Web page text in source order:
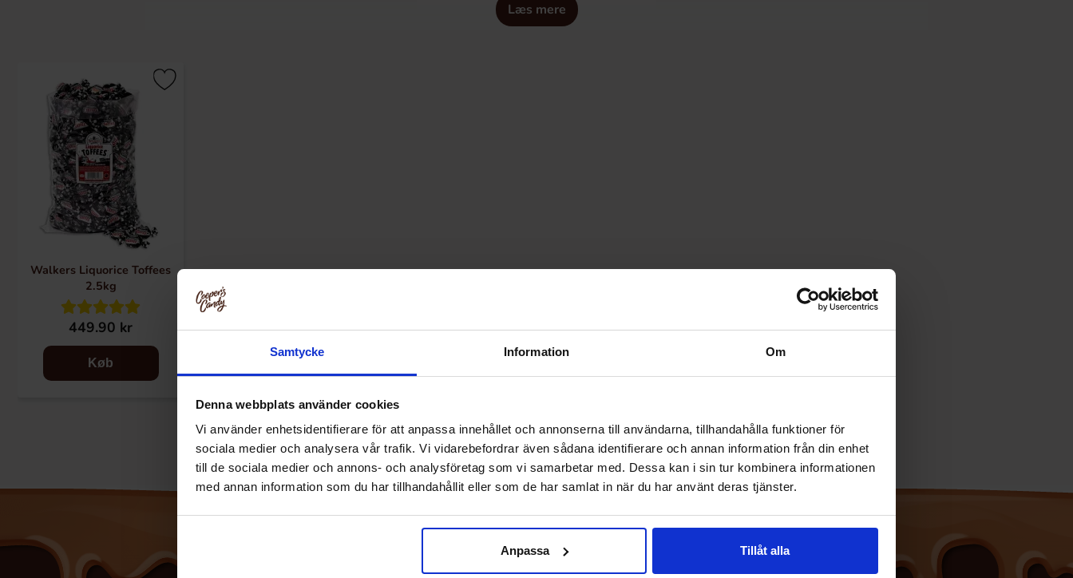
Samtycke Information Om
Denna webbplats använder cookies
Vi använder enhetsidentifierare för att anpassa innehållet och annonserna till användarna, tillhandahålla funktioner för
sociala medier och analysera vår trafik. Vi vidarebefordrar även sådana identifierare och annan information från din enhet
till de sociala medier och annons- och analysföretag som vi samarbetar med. Dessa kan i sin tur kombinera informationen
med annan information som du har tillhandahållit eller som de har samlat in när du har använt deras tjänster.
Anpassa Tillåt alla
Læs mere
slikbutik i Longton. Han begyndte at lave karamel i slutningen af 1800-tallet og udviklede sin egen specielle opskrift, som han holdt en
nÃ¸je bevaret hemmelighed. Det var en sådan succes, at han åbnede en lille fabrik for at imødekomme den konstant voksende
lille hammer er stadig kendetegnene for Walker's toffees virksomhed.
Walkers Liquorice Toffees
2.5kg
449.90 kr
Køb